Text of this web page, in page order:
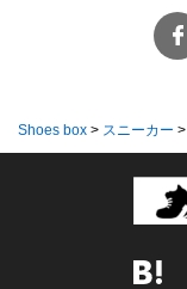
Shoes box > スニーカー >